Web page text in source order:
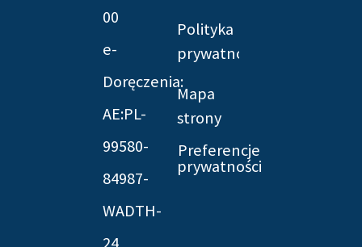
00
e-
Doręczenia:
AE:PL-
99580-
84987-
WADTH-
24
Polityka
prywatności
Mapa
strony
Preferencje
prywatności